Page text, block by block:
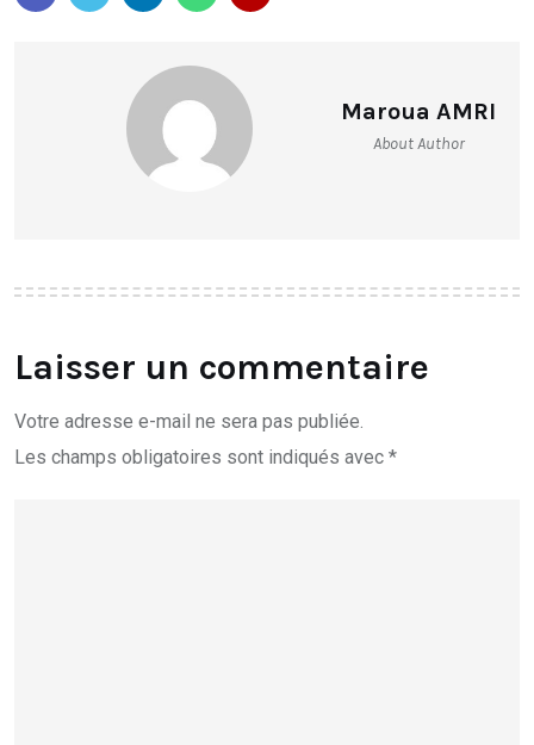
Maroua AMRI
About Author
Laisser un commentaire
Votre adresse e-mail ne sera pas publiée.
Les champs obligatoires sont indiqués avec *